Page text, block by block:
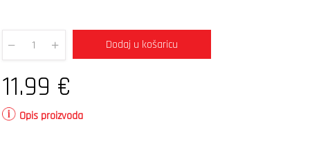
Quantity
Dodaj u košaricu
11.99 €
Opis proizvoda